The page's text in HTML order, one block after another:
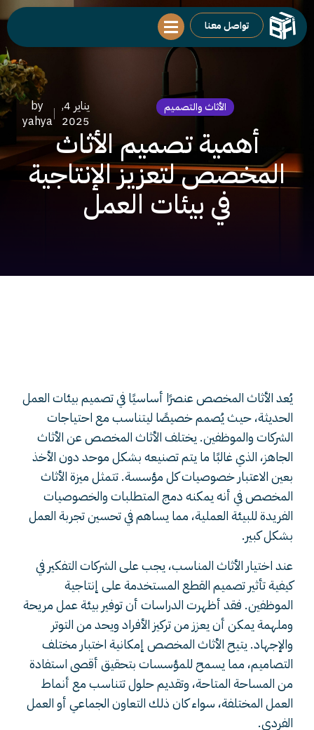
تواصل معنا
الأثاث والتصميم
يناير 4,
2025
by
yahya
أهمية تصميم الأثاث
المخصص لتعزيز الإنتاجية
في بيئات العمل
يُعد الأثاث المخصص عنصرًا أساسيًا في تصميم بيئات العمل
الحديثة، حيث يُصمم خصيصًا ليتناسب مع احتياجات
الشركات والموظفين. يختلف الأثاث المخصص عن الأثاث
الجاهز، الذي غالبًا ما يتم تصنيعه بشكل موحد دون الأخذ
بعين الاعتبار خصوصيات كل مؤسسة. تتمثل ميزة الأثاث
المخصص في أنه يمكنه دمج المتطلبات والخصوصيات
الفريدة للبيئة العملية، مما يساهم في تحسين تجربة العمل
بشكل كبير.
عند اختيار الأثاث المناسب، يجب على الشركات التفكير في
كيفية تأثير تصميم القطع المستخدمة على إنتاجية
الموظفين. فقد أظهرت الدراسات أن توفير بيئة عمل مريحة
وملهمة يمكن أن يعزز من تركيز الأفراد ويحد من التوتر
والإجهاد. يتيح الأثاث المخصص إمكانية اختبار مختلف
التصاميم، مما يسمح للمؤسسات بتحقيق أقصى استفادة
من المساحة المتاحة، وتقديم حلول تتناسب مع أنماط
العمل المختلفة، سواء كان ذلك التعاون الجماعي أو العمل
الفردي.